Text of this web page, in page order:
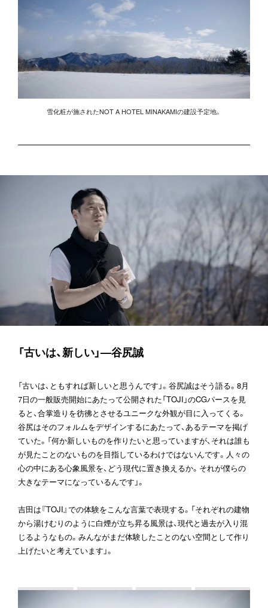
雪化粧が施されたNOT A HOTEL MINAKAMIの建設予定地。
「古いは、新しい」—谷尻誠
「古いは、ともすれば新しいと思うんです」。谷尻誠はそう語る。8月
7日の一般販売開始にあたって公開された「TOJI」のCGパースを見
ると、合掌造りを彷彿とさせるユニークな外観が目に入ってくる。
谷尻はそのフォルムをデザインするにあたって、あるテーマを掲げ
ていた。「何か新しいものを作りたいと思っていますが、それは誰も
が見たことのないものを目指しているわけではないんです。人々の
心の中にある心象風景を、どう現代に置き換えるか。それが僕らの
大きなテーマになっているんです」。
吉田は『TOJI』での体験をこんな言葉で表現する。「それぞれの建物
から湯けむりのように白煙が立ち昇る風景は、現代と過去が入り混
じるようなもの。みんながまだ体験したことのない空間として作り
上げたいと考えています」。